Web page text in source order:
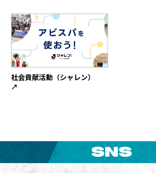
社会貢献活動（シャレン）
↗︎
SNS